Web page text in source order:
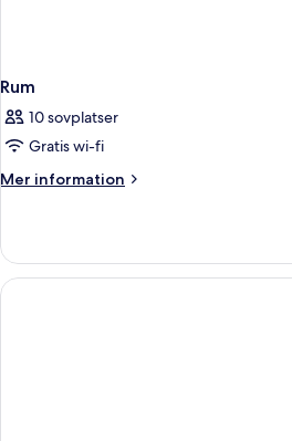
Rum
10 sovplatser
Gratis wi-fi
Mer information
Mer